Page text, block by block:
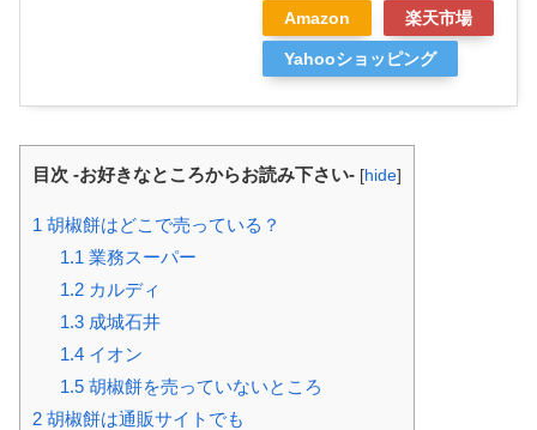
Amazon 楽天市場
Yahooショッピング
目次 -お好きなところからお読み下さい- [hide]
1 胡椒餅はどこで売っている？
1.1 業務スーパー
1.2カルディ
1.3成城石井
1.4イオン
1.5胡椒餅を売っていないところ
2 胡椒餅は通販サイトでも